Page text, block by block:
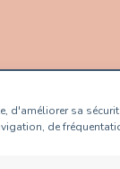
d'améliorer sa
de